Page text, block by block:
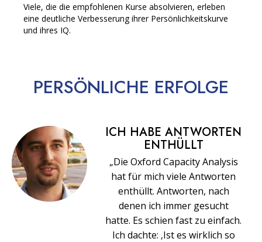
Viele, die die empfohlenen Kurse absolvieren, erleben
eine deutliche Verbesserung ihrer Persönlichkeitskurve
und ihres IQ.
PERSÖNLICHE ERFOLGE
ICH HABE ANTWORTEN
ENTHÜLLT
„Die Oxford Capacity Analysis
hat für mich viele Antworten
enthüllt. Antworten, nach
denen ich immer gesucht
hatte. Es schien fast zu einfach.
Ich dachte: ‚Ist es wirklich so